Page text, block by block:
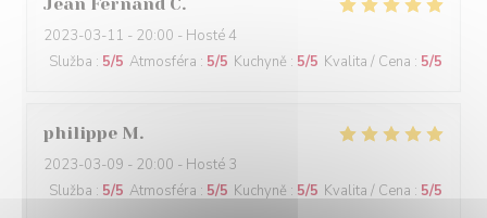
2023-03-11 - 20:00 - Hosté 4
Služba : 5/5 Atmosféra : 5/5 Kuchyně : 5/5 Kvalita / Cena : 5/5
philippe M
2023-03-09 - 20:00 - Hosté 3
Služba : 5/5 Atmosféra : 5/5 Kuchyně : 5/5 Kvalita / Cena : 5/5